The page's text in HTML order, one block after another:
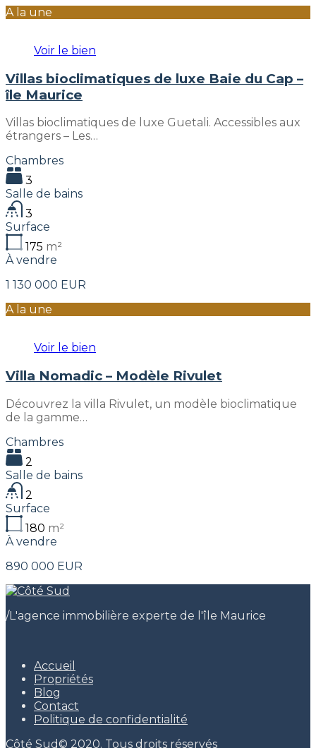
A la une
Voir le bien
Villas bioclimatiques de luxe Baie du Cap –
île Maurice
Villas bioclimatiques de luxe Guetali. Accessibles aux
étrangers – Les…
Chambres
3
Salle de bains
3
Surface
175 m²
À vendre
1 130 000 EUR
A la une
Voir le bien
Villa Nomadic – Modèle Rivulet
Découvrez la villa Rivulet, un modèle bioclimatique
de la gamme…
Chambres
2
Salle de bains
2
Surface
180 m²
À vendre
890 000 EUR
/L'agence immobilière experte de l'île Maurice
Accueil
Propriétés
Blog
Contact
Politique de confidentialité
Côté Sud© 2020. Tous droits réservés